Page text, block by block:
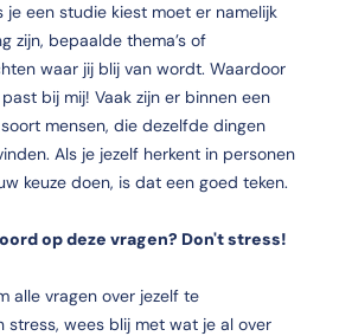
je een studie kiest moet er namelijk
zijn, bepaalde thema’s of
waar jij blij van wordt. Waardoor
bij mij! Vaak zijn er binnen een
mensen, die dezelfde dingen
Als je jezelf herkent in personen
keuze doen, is dat een goed teken.
op deze vragen? Don't stress!
alle vragen over jezelf te
stress, wees blij met wat je al over